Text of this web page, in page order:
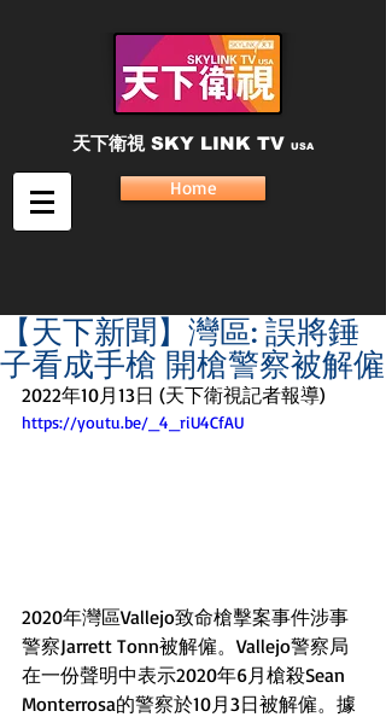
天下衛視 SKY LINK TV USA
Home
【天下新聞】灣區: 誤將錘
子看成手槍 開槍警察被解僱
2022年10月13日 (天下衛視記者報導)
https://youtu.be/_4_riU4CfAU
2020年灣區Vallejo致命槍擊案事件涉事
警察Jarrett Tonn被解僱。Vallejo警察局
在一份聲明中表示2020年6月槍殺Sean
Monterrosa的警察於10月3日被解僱。據